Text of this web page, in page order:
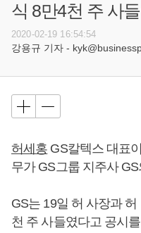
식 8만4천 주 사
2020-02-19 16:54:54
강용규 기자 -
허세홍 GS칼텍스 대표
무가 GS그룹 지주사
GS는 19일 허 사장과
천 주 사들였다고 공시